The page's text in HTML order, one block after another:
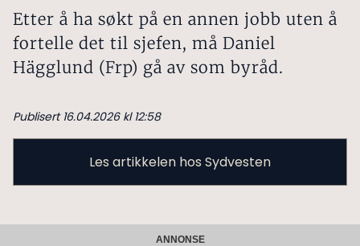
Etter å ha søkt på en annen jobb uten å
fortelle det til sjefen, må Daniel
Hägglund (Frp) gå av som byråd.
Publisert 16.04.2026 kl 12:58
Les artikkelen hos Sydvesten
ANNONSE